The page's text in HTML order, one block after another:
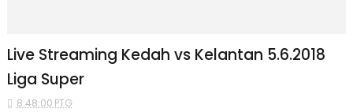
Live Streaming Kedah vs Kelantan 5.6.2018
Liga Super
8:48:00 PTG